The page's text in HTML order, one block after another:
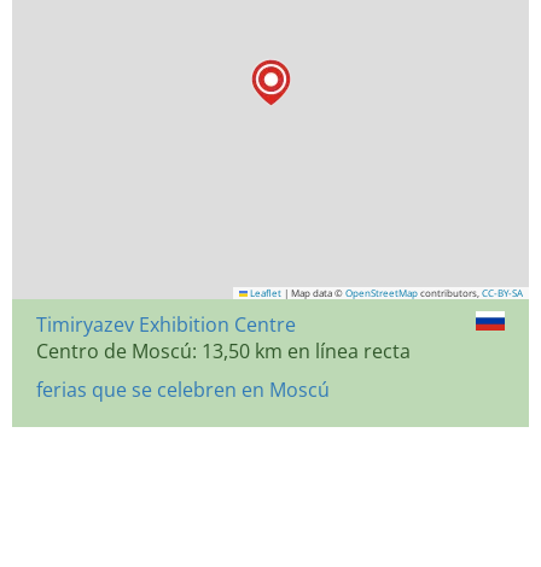
Leaflet | Map data © OpenStreetMap contributors, CC-BY-SA
Timiryazev Exhibition Centre
Centro de Moscú: 13,50 km en línea recta
ferias que se celebren en Moscú